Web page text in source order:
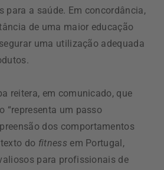
para a saúde. Em concordância,
de uma maior educação
uma utilização adequada
reitera, em comunicado, que
“representa um passo
dos comportamentos
do fitness em Portugal,
para profissionais de